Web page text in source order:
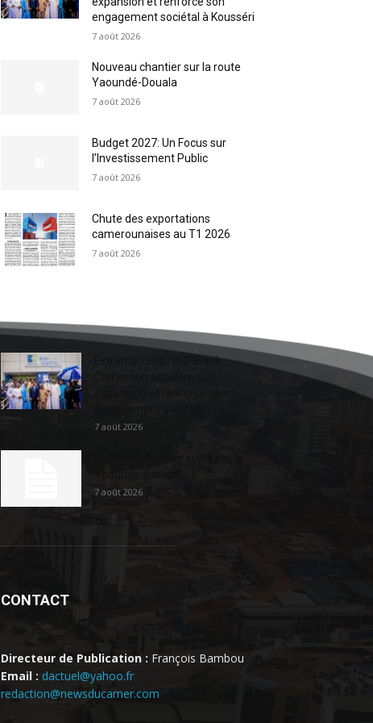
engagement sociétal à Kousséri
7 août 2026
Nouveau chantier sur la route
Yaoundé-Douala
7 août 2026
Budget 2027: Un Focus sur
l’Investissement Public
7 août 2026
Chute des exportations
camerounaises au T1 2026
7 août 2026
Extrême-nord : BGFIBank
7 août 2026
7 août 2026
CONTACT
Directeur de Publication : François Bambou
Email : dactuel@yahoo.fr
redaction@newsducamer.com